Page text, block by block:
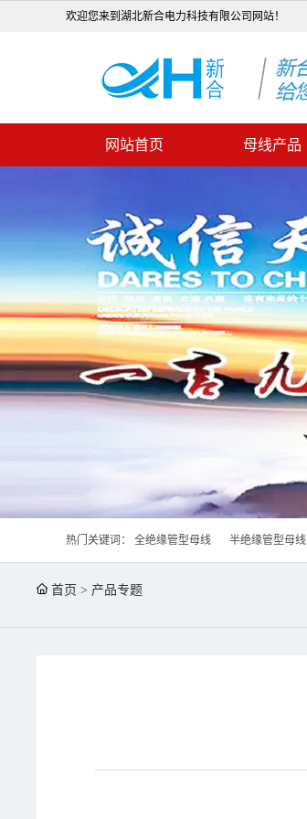
欢迎您来到湖北新合电力科技有限公司网站！
网站首页 母线产品
热门关键词： 全绝缘管型母线 半绝缘管型母线
首页 > 产品专题